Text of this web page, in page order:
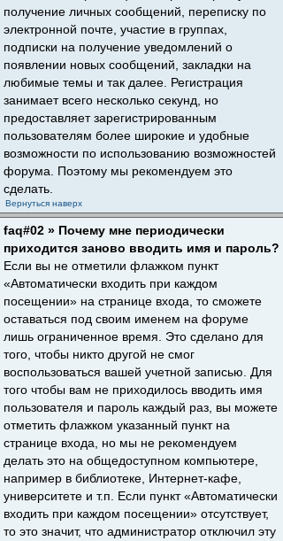
получение личных сообщений, переписку по
электронной почте, участие в группах,
подписки на получение уведомлений о
появлении новых сообщений, закладки на
любимые темы и так далее. Регистрация
занимает всего несколько секунд, но
предоставляет зарегистрированным
пользователям более широкие и удобные
возможности по использованию возможностей
форума. Поэтому мы рекомендуем это
сделать.
Вернуться наверх
faq#02 » Почему мне периодически
приходится заново вводить имя и пароль?
Если вы не отметили флажком пункт
«Автоматически входить при каждом
посещении» на странице входа, то сможете
оставаться под своим именем на форуме
лишь ограниченное время. Это сделано для
того, чтобы никто другой не смог
воспользоваться вашей учетной записью. Для
того чтобы вам не приходилось вводить имя
пользователя и пароль каждый раз, вы можете
отметить флажком указанный пункт на
странице входа, но мы не рекомендуем
делать это на общедоступном компьютере,
например в библиотеке, Интернет-кафе,
университете и т.п. Если пункт «Автоматически
входить при каждом посещении» отсутствует,
то это значит, что администратор отключил эту